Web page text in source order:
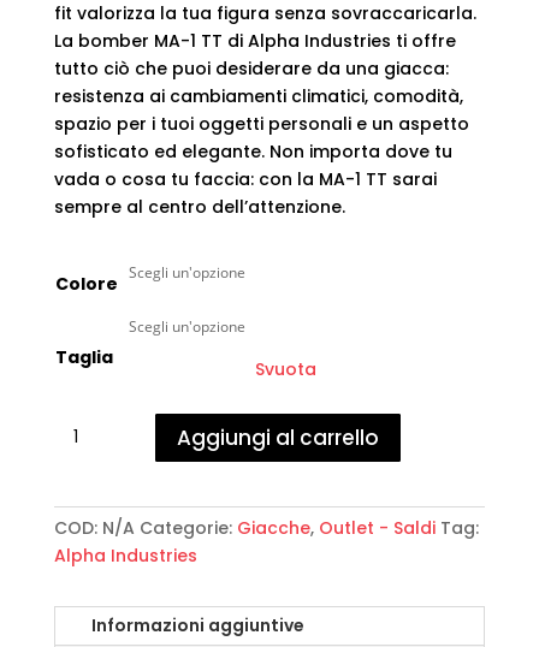
fit valorizza la tua figura senza sovraccaricarla.
La bomber MA-1 TT di Alpha Industries ti offre
tutto ciò che puoi desiderare da una giacca:
resistenza ai cambiamenti climatici, comodità,
spazio per i tuoi oggetti personali e un aspetto
sofisticato ed elegante. Non importa dove tu
vada o cosa tu faccia: con la MA-1 TT sarai
sempre al centro dell’attenzione.
Colore
Taglia
Svuota
Industries
1
TT
Bomber
Jacket
Aggiungi al carrello
COD: N/A Categorie: Giacche, Outlet - Saldi Tag:
Alpha Industries
Informazioni aggiuntive